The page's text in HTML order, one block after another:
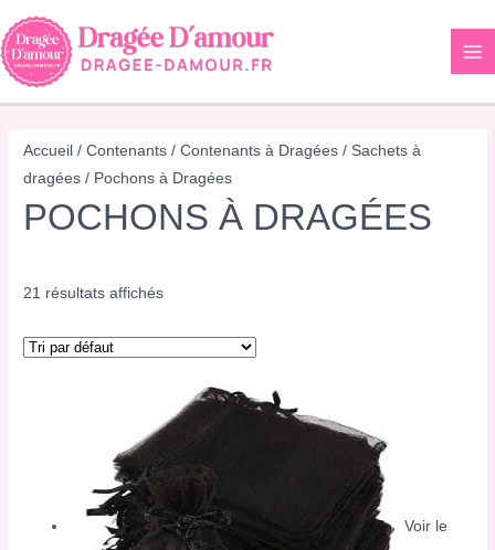
Aller
au
contenu
Accueil /Contenants /Contenants à Dragées / Sachets à
dragées / Pochons à Dragées
POCHONS À DRAGÉES
21 résultats affichés
Voir le